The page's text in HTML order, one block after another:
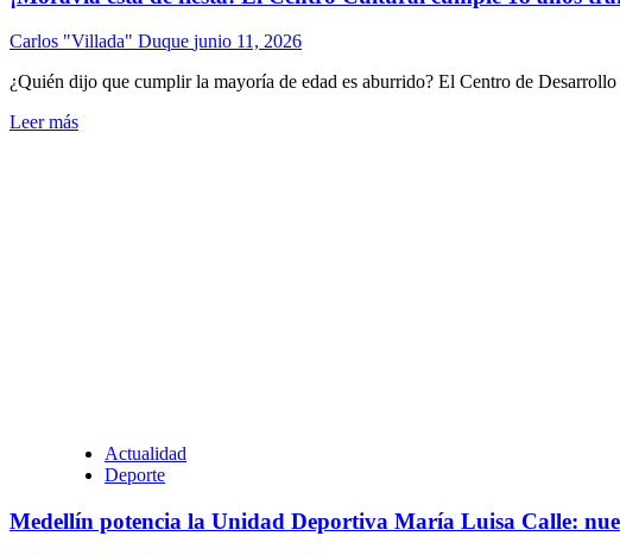
Carlos "Villada" Duque junio 11, 2026
¿Quién dijo que cumplir la mayoría de edad es aburrido? El Centro de
Leer más
Actualidad
Deporte
Medellín potencia la Unidad Deportiva María Luisa Calle: